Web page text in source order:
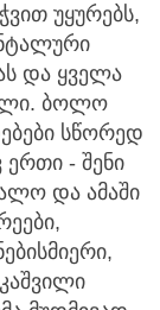
უყურებს,
და ყველა
ბოლო
სწორედ
ერთი - შენი
და ამაში